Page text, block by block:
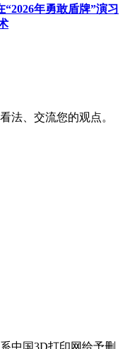
年勇敢盾牌”演习
法、交流您的观点。